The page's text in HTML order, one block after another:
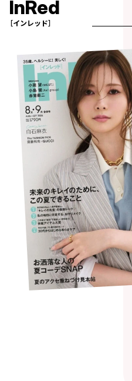
InRed
［インレッド］